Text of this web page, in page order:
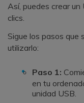
Así, puedes crear
clics.
Sigue los pasos que
utilizarlo:
Paso 1:
en tu
unidad USB.